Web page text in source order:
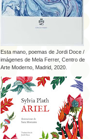
Esta mano, poemas de Jordi Doce /
imágenes de Mela Ferrer, Centro de
Arte Moderno, Madrid, 2020.